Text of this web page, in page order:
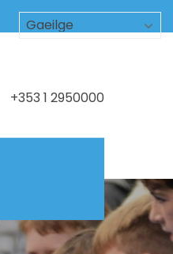
+353 1 2950000